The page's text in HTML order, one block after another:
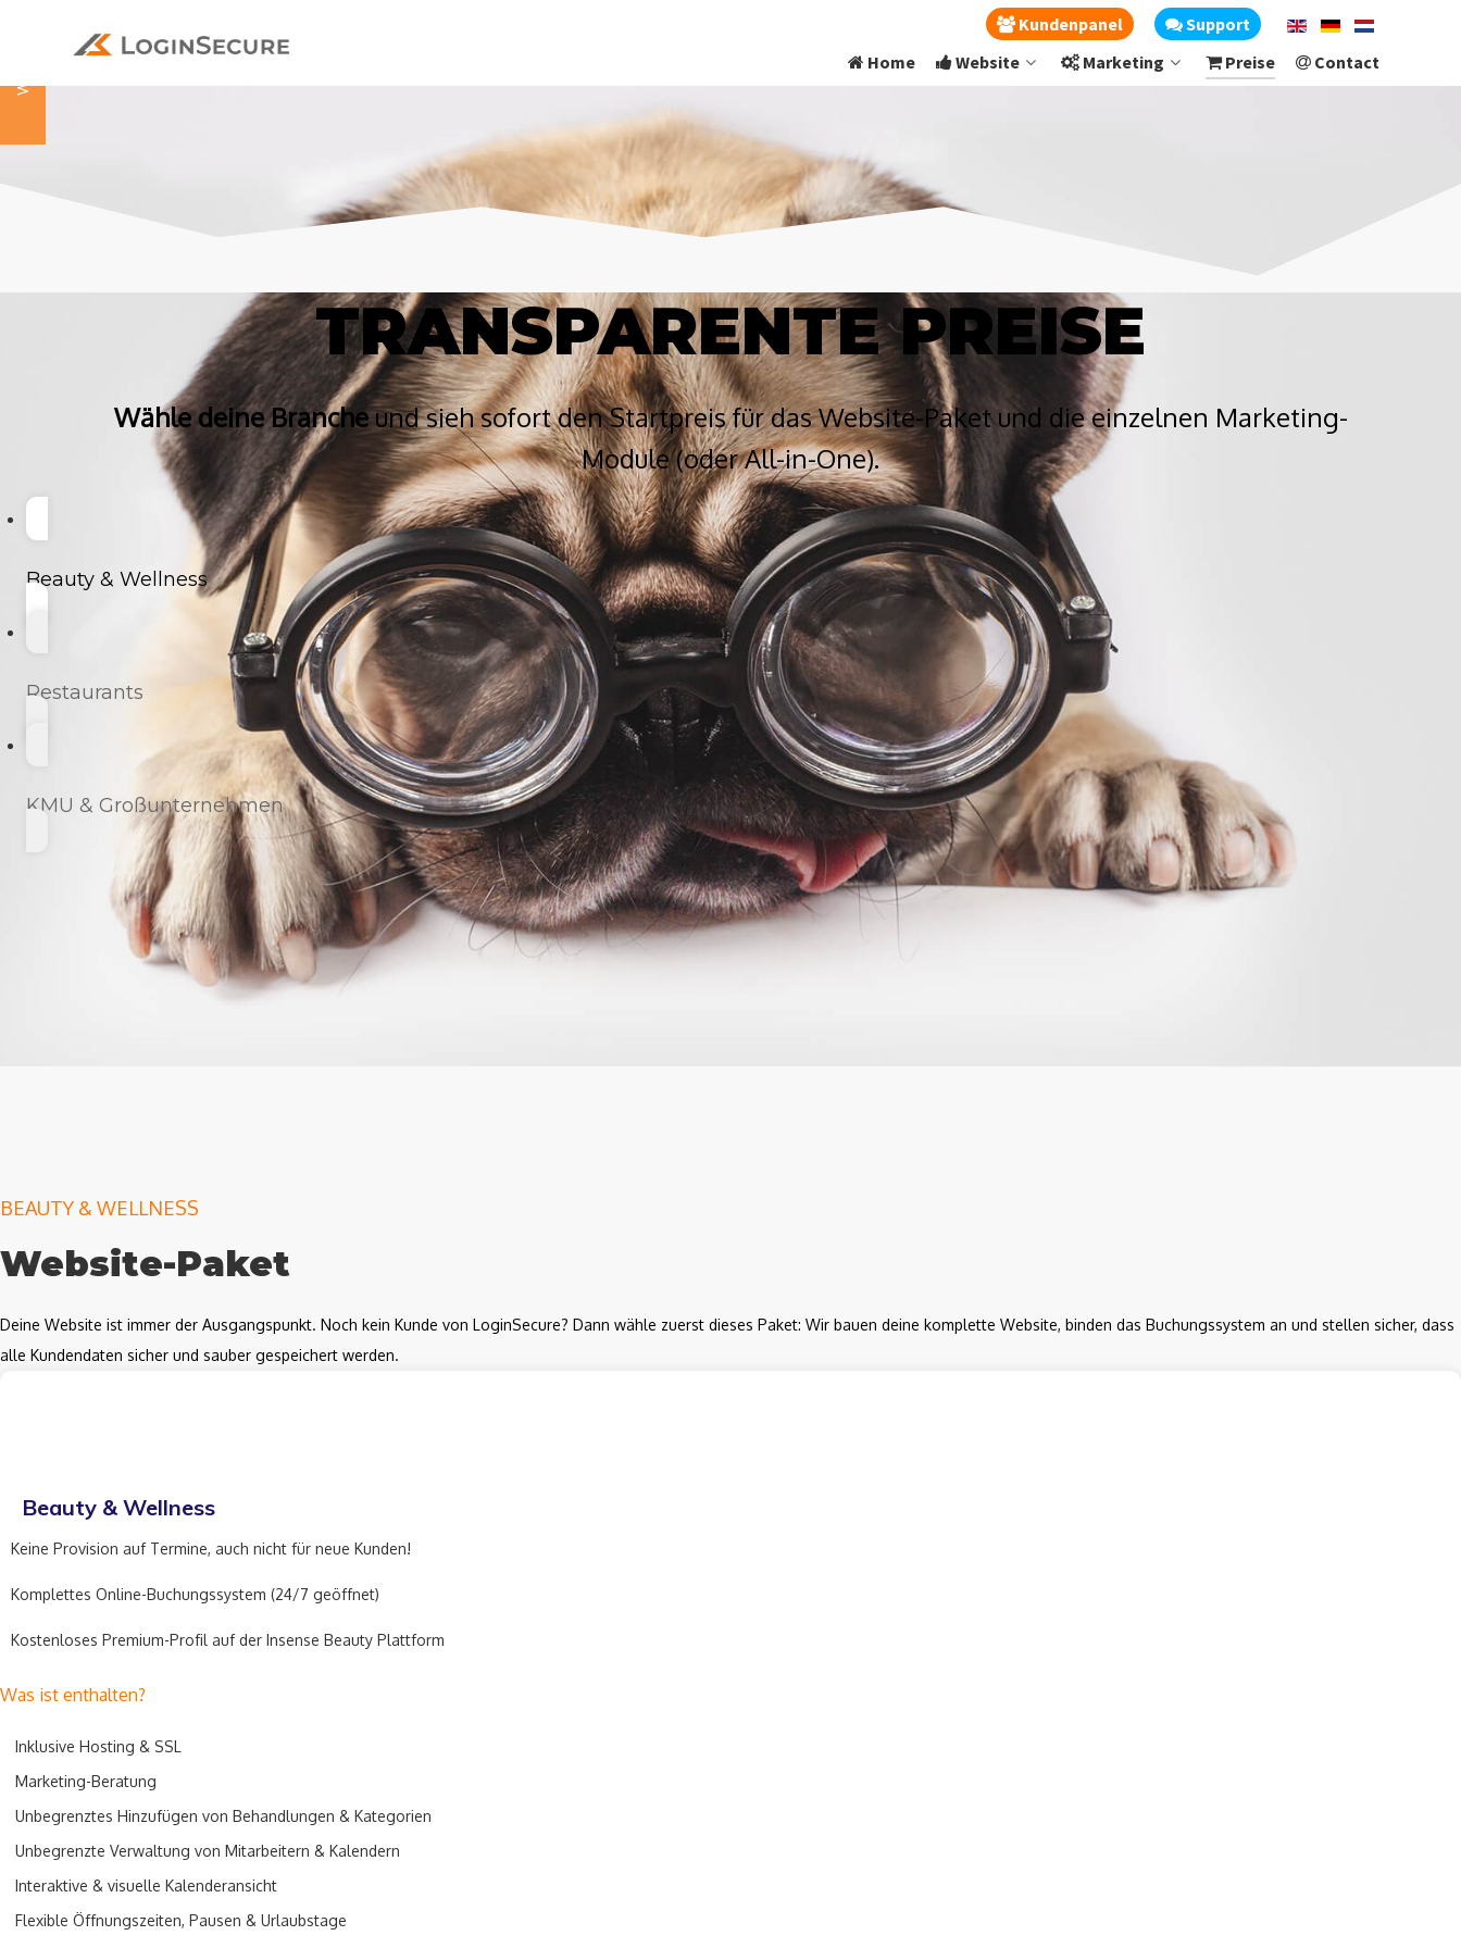
Kundenpanel
Support
Home
Website Marketing Preise Contact
TRANSPARENTE PREISE
Wähle deine Brancheund sieh sofort den Startpreis für das Website-Paket und die einzelnen Marketing-
Module (oder All-in-One).
Beauty & Wellness
Restaurants
KMU & Großunternehmen
BEAUTY & WELLNESS
Website-Paket
Deine Website ist immer der Ausgangspunkt. Noch kein Kunde von LoginSecure? Dann wähle zuerst dieses Paket: Wir bauen deine komplette Website, binden das Buchungssystem an und stellen sicher, dass
alle Kundendaten sicher und sauber gespeichert werden.
Beauty & Wellness
Keine Provision auf Termine, auch nicht für neue Kunden!
Komplettes Online-Buchungssystem (24/7 geöffnet)
Kostenloses Premium-Profil auf der Insense Beauty Plattform
Was ist enthalten?
Inklusive Hosting & SSL
Marketing-Beratung
Unbegrenztes Hinzufügen von Behandlungen & Kategorien
Unbegrenzte Verwaltung von Mitarbeitern & Kalendern
Interaktive & visuelle Kalenderansicht
Flexible Öffnungszeiten, Pausen & Urlaubstage